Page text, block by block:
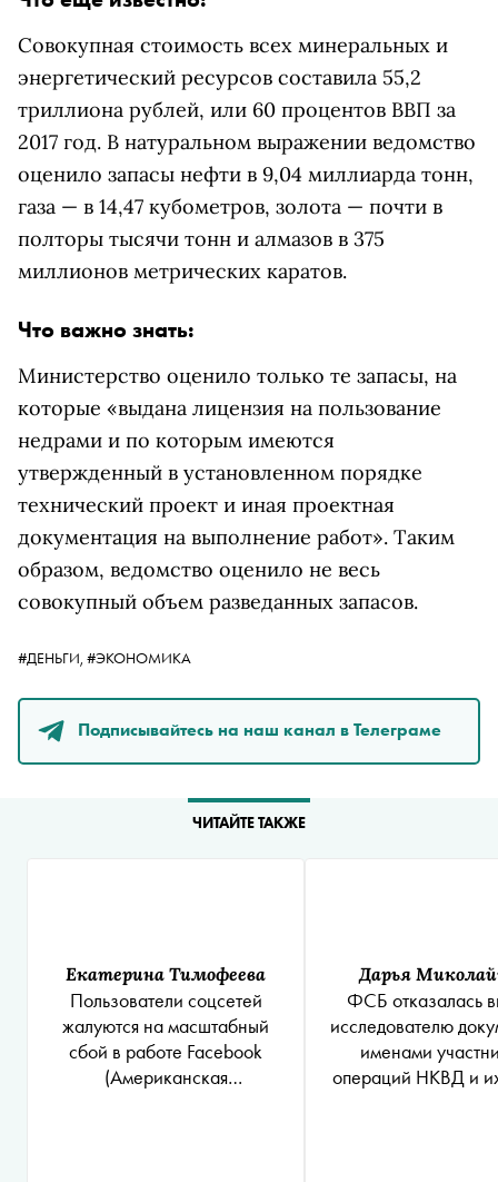
Совокупная стоимость всех минеральных и
энергетический ресурсов составила 55,2
триллиона рублей, или 60 процентов ВВП за
2017 год. В натуральном выражении ведомство
оценило запасы нефти в 9,04 миллиарда тонн,
газа — в 14,47 кубометров, золота — почти в
полторы тысячи тонн и алмазов в 375
миллионов метрических каратов.
Что важно знать:
Министерство оценило только те запасы, на
которые «выдана лицензия на пользование
недрами и по которым имеются
утвержденный в установленном порядке
технический проект и иная проектная
документация на выполнение работ». Таким
образом, ведомство оценило не весь
совокупный объем разведанных запасов.
#ДЕНЬГИ, #ЭКОНОМИКА
Подписывайтесь на наш канал в Телеграме
ЧИТАЙТЕ ТАКЖЕ
Екатерина Тимофеева
Пользователи соцсетей
жалуются на масштабный
сбой в работе Facebook
(Американская
Дарья
ФСБ отказалась
исследователю
именами
операций НКВД и